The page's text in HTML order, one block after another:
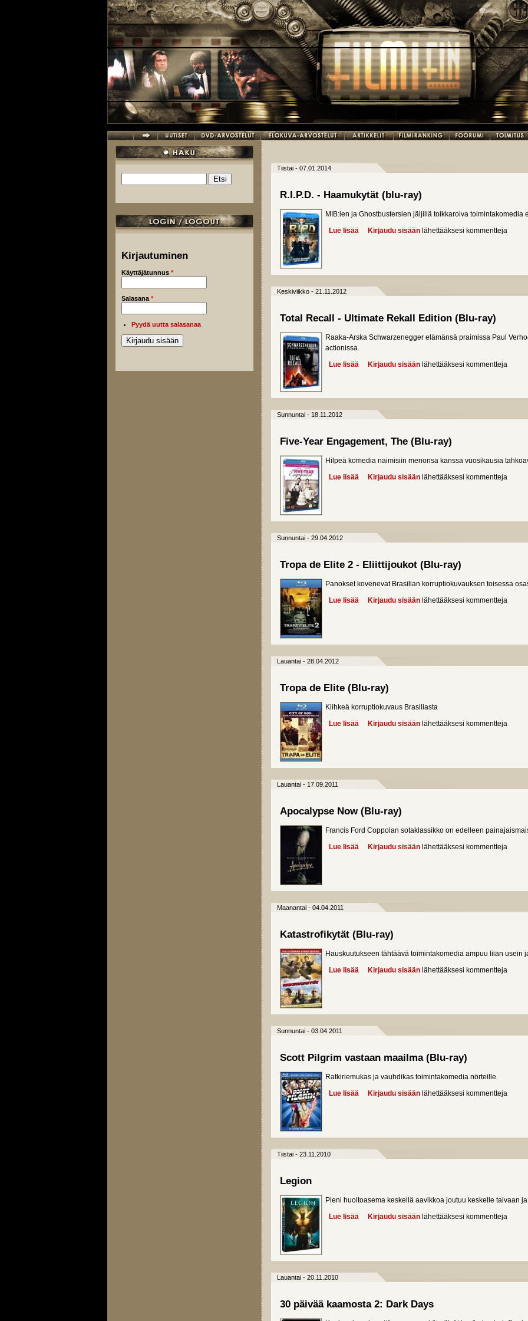
Hakulomake
Kirjautuminen
Käyttäjätunnus *
Salasana *
Pyydä uutta salasanaa
Tiistai - 07.01.2014
R.I.P.D. - Haamukytät (blu-ray)
MIB:ien ja Ghostbustersien jäljillä toikkaroiva toimintakomedia
Lue lisää about R.I.P.D. - Haamukytät (blu-ray)
Kirjaudu sisään lähettääksesi kommentteja
Keskiviikko - 21.11.2012
Total Recall - Ultimate Rekall Edition (Blu-ray)
Raaka-Arska Schwarzenegger elämänsä praimissa Paul
actionissa.
Lue lisää about Total Recall - Ultimate Rekall Edition (Blu-
Kirjaudu sisään lähettääksesi kommentteja
Sunnuntai - 18.11.2012
Five-Year Engagement, The (Blu-ray)
Hilpeä komedia naimisiin menonsa kanssa vuosikausia
Lue lisää about Five-Year Engagement, The (Blu-ray)
Kirjaudu sisään lähettääksesi kommentteja
Sunnuntai - 29.04.2012
Tropa de Elite 2 - Eliittijoukot (Blu-ray)
Panokset kovenevat Brasilian korruptiokuvauksen toisessa
Lue lisää about Tropa de Elite 2 - Eliittijoukot (Blu-ray)
Kirjaudu sisään lähettääksesi kommentteja
Lauantai - 28.04.2012
Tropa de Elite (Blu-ray)
Kiihkeä korruptiokuvaus Brasiliasta
Lue lisää about Tropa de Elite (Blu-ray)
Kirjaudu sisään lähettääksesi kommentteja
Lauantai - 17.09.2011
Apocalypse Now (Blu-ray)
Francis Ford Coppolan sotaklassikko on edelleen
Lue lisää about Apocalypse Now (Blu-ray)
Kirjaudu sisään lähettääksesi kommentteja
Maanantai - 04.04.2011
Katastrofikytät (Blu-ray)
Hauskuutukseen tähtäävä toimintakomedia ampuu liian usein
Lue lisää about Katastrofikytät (Blu-ray)
Kirjaudu sisään lähettääksesi kommentteja
Sunnuntai - 03.04.2011
Scott Pilgrim vastaan maailma (Blu-ray)
Ratkiriemukas ja vauhdikas toimintakomedia nörteille.
Lue lisää about Scott Pilgrim vastaan maailma (Blu-ray)
Kirjaudu sisään lähettääksesi kommentteja
Tiistai - 23.11.2010
Legion
Pieni huoltoasema keskellä aavikkoa joutuu keskelle taivaan
Lue lisää about Legion
Kirjaudu sisään lähettääksesi kommentteja
Lauantai - 20.11.2010
30 päivää kaamosta 2: Dark Days